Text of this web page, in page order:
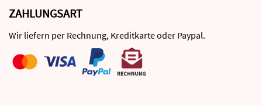
ZAHLUNGSART
Wir liefern per Rechnung, Kreditkarte oder Paypal.